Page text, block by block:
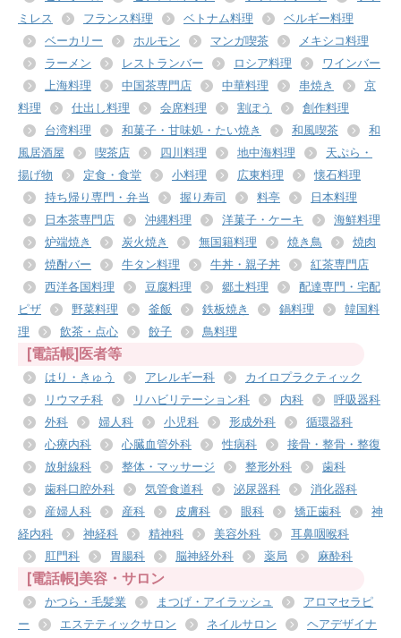
ミレス
フランス料理 ベトナム料理
ベルギー料理
ベーカリー
ホルモン マンガ喫茶
メキシコ料理
ラーメン
レストランバー ロシア料理
ワインバー
上海料理
中国茶専門店 中華料理 串焼き
京
料理
仕出し料理 会席料理 割ぽう
創作料理
台湾料理
和菓子・甘味処・たい焼き 和風喫茶
和
風居酒屋
喫茶店 四川料理 地中海料理
天ぷら・
揚げ物
定食・食堂 小料理 広東料理
懐石料理
持ち帰り専門・弁当
握り寿司 料亭
日本料理
日本茶専門店
沖縄料理 洋菓子・ケーキ
海鮮料理
炉端焼き
炭火焼き 無国籍料理 焼き鳥
焼肉
焼酎バー
牛タン料理 牛丼・親子丼
紅茶専門店
西洋各国料理
豆腐料理 郷土料理
配達専門・宅配
ピザ
野菜料理 釜飯 鉄板焼き 鍋料理
韓国料
理
飲茶・点心 餃子 鳥料理
[電話帳]医者等
はり・きゅう アレルギー科
カイロプラクティック
リウマチ科
リハビリテーション科 内科
呼吸器科
外科
婦人科 小児科 形成外科
循環器科
心療内科
心臓血管外科 性病科
接骨・整骨・整復
放射線科
整体・マッサージ 整形外科
歯科
歯科口腔外科
気管食道科 泌尿器科
消化器科
産婦人科
産科 皮膚科 眼科 矯正歯科
神
経内科
神経科 精神科 美容外科
耳鼻咽喉科
肛門科
胃腸科 脳神経外科 薬局 麻酔科
[電話帳]美容・サロン
かつら・毛髪業 まつげ・アイラッシュ
アロマセラピ
ー
エステティックサロン ネイルサロン
ヘアデザイナ